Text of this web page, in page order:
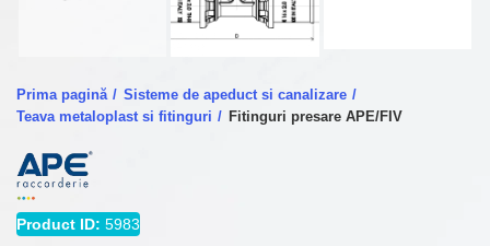
Prima pagină
Sisteme de apeduct si canalizare
Teava metaloplast si fitinguri
Fitinguri presare APE/FIV
Product ID: 5983